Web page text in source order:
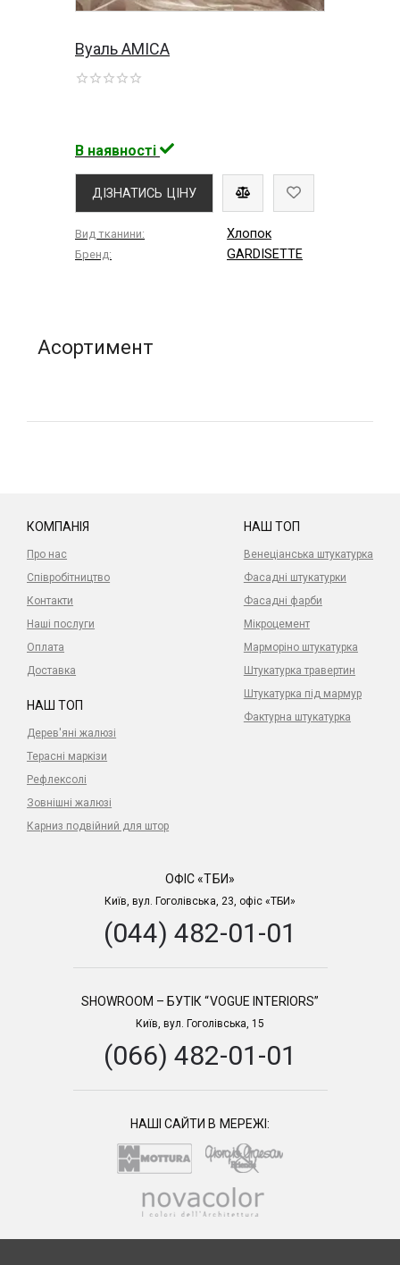
Вуаль AMICA
В наявності
ДІЗНАТИСЬ ЦІНУ
Вид тканини: Хлопок
Бренд: GARDISETTE
Асортимент
КОМПАНІЯ
Про нас
Співробітництво
Контакти
Наші послуги
Оплата
Доставка
НАШ ТОП
Венеціанська штукатурка
Фасадні штукатурки
Фасадні фарби
Мікроцемент
Марморіно штукатурка
Штукатурка травертин
Штукатурка під мармур
Фактурна штукатурка
НАШ ТОП
Дерев'яні жалюзі
Терасні маркізи
Рефлексолі
Зовнішні жалюзі
Карниз подвійний для штор
ОФІС «ТБИ»
Київ, вул. Гоголівська, 23, офіс «ТБИ»
(044) 482-01-01
SHOWROOM – БУТІК “VOGUE INTERIORS”
Київ, вул. Гоголівська, 15
(066) 482-01-01
НАШІ САЙТИ В МЕРЕЖІ: